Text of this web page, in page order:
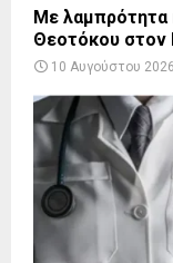
Με λαμπρότητα
Θεοτόκου στον
10 Αυγούστου 2026